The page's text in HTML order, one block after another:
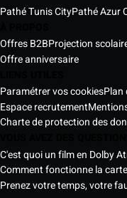
Pathé Tunis CityPathé Azur
Offres B2BProjection
Offre anniversaire
Paramétrer vos cookiesPlan
Espace recrutement
Charte de protection des
C'est quoi un film en Dolby
Comment fonctionne la
Prenez votre temps, votre